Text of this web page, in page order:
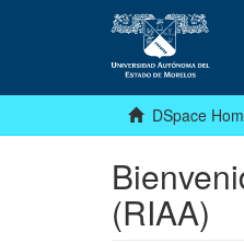
DSpace
(RIAA)